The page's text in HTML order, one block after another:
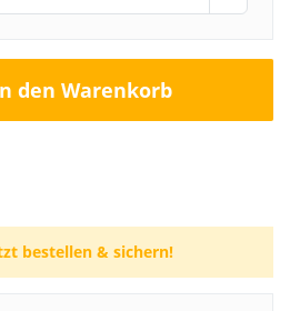
den Warenkorb
bestellen & sichern!